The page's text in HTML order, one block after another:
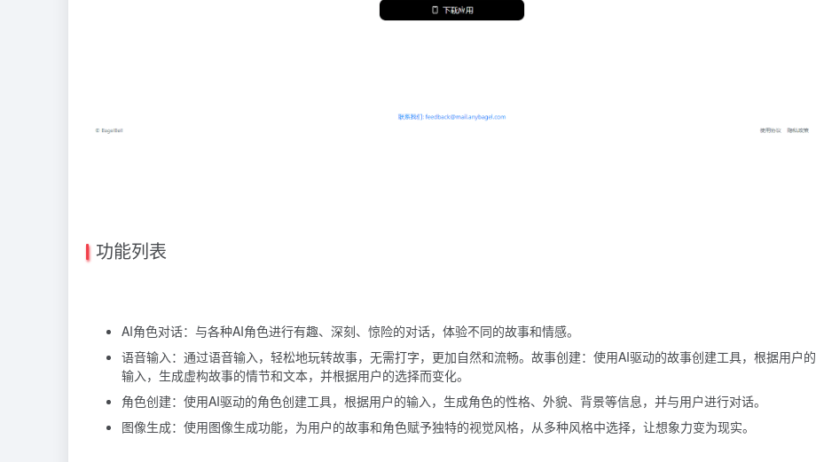
功能列表
AI角色对话：与各种AI角色进行有趣、深刻、惊险的对话，体验不同的故事和情感。
语音输入：通过语音输入，轻松地玩转故事，无需打字，更加自然和流畅。故事创建：使用AI驱动的故事创建工具，根据用户的
输入，生成虚构故事的情节和文本，并根据用户的选择而变化。
角色创建：使用AI驱动的角色创建工具，根据用户的输入，生成角色的性格、外貌、背景等信息，并与用户进行对话。
图像生成：使用图像生成功能，为用户的故事和角色赋予独特的视觉风格，从多种风格中选择，让想象力变为现实。